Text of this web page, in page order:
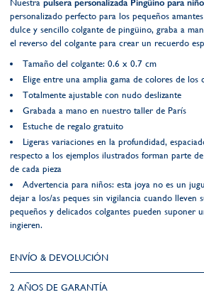
Nuestra pulsera personalizada Pingüino para
personalizado perfecto para los pequeños
dulce y sencillo colgante de pingüino, graba a
el reverso del colgante para crear un recuerdo
Tamaño del colgante: 0.6 x 0.7 cm
Elige entre una amplia gama de colores de los
Totalmente ajustable con nudo deslizante
Grabada a mano en nuestro taller de París
Estuche de regalo gratuito
Ligeras variaciones en la profundidad,
respecto a los ejemplos ilustrados forman parte
de cada pieza
Advertencia para niños: esta joya no es un
dejar a los/as peques sin vigilancia cuando lleven
pequeños y delicados colgantes pueden suponer
ingieren.
ENVÍO & DEVOLUCIÓN
2 AÑOS DE GARANTÍA​